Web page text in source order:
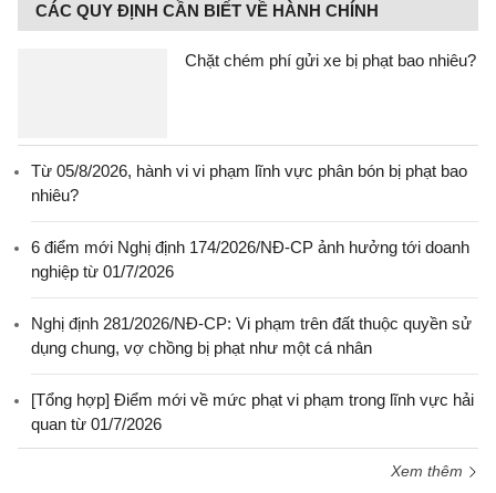
CÁC QUY ĐỊNH CẦN BIẾT VỀ HÀNH CHÍNH
Chặt chém phí gửi xe bị phạt bao nhiêu?
Từ 05/8/2026, hành vi vi phạm lĩnh vực phân bón bị phạt bao
nhiêu?
6 điểm mới Nghị định 174/2026/NĐ-CP ảnh hưởng tới doanh
nghiệp từ 01/7/2026
Nghị định 281/2026/NĐ-CP: Vi phạm trên đất thuộc quyền sử
dụng chung, vợ chồng bị phạt như một cá nhân
[Tổng hợp] Điểm mới về mức phạt vi phạm trong lĩnh vực hải
quan từ 01/7/2026
Xem thêm